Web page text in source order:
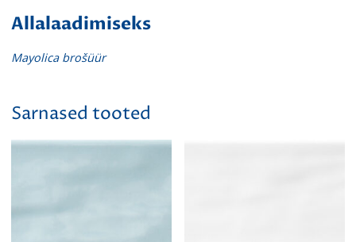
Allalaadimiseks
Mayolica brošüür
Sarnased tooted